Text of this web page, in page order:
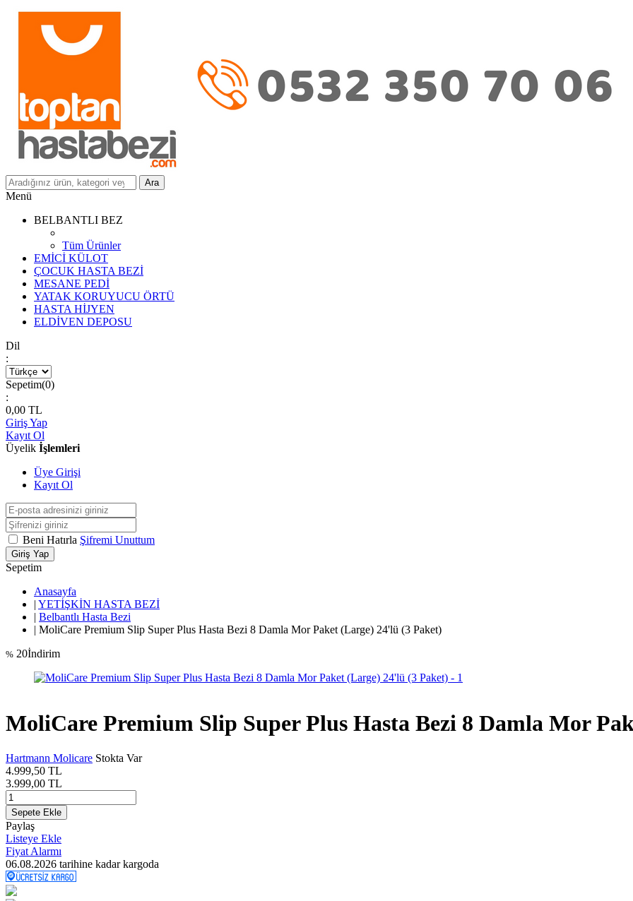
Ara
Menü
BELBANTLI BEZ
Tüm Ürünler
EMİCİ KÜLOT
ÇOCUK HASTA BEZİ
MESANE PEDİ
YATAK KORUYUCU ÖRTÜ
HASTA HİJYEN
ELDİVEN DEPOSU
Dil
:
Sepetim(0)
:
0,00 TL
Giriş Yap
Kayıt Ol
Üyelik İşlemleri
Üye Girişi
Kayıt Ol
Beni Hatırla Şifremi Unuttum
Giriş Yap
Sepetim
Anasayfa
| YETİŞKİN HASTA BEZİ
| Belbantlı Hasta Bezi
| MoliCare Premium Slip Super Plus Hasta Bezi 8 Damla Mor Paket (Large) 24'lü (3 Paket)
% 20İndirim
MoliCare Premium Slip Super Plus Hasta Bezi 8 Damla Mor
Hartmann Molicare Stokta Var
4.999,50 TL
3.999,00 TL
Sepete Ekle
Paylaş
Listeye Ekle
Fiyat Alarmı
06.08.2026 tarihine kadar kargoda